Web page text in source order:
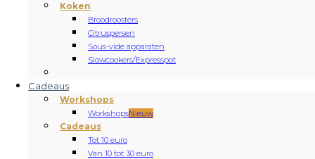
Koken
Broodroosters
Citruspersen
Sous-vide apparaten
Slowcookers/Expresspot
Cadeaus
Workshops
WorkshopsNieuw
Cadeaus
Tot 10 euro
Van 10 tot 30 euro